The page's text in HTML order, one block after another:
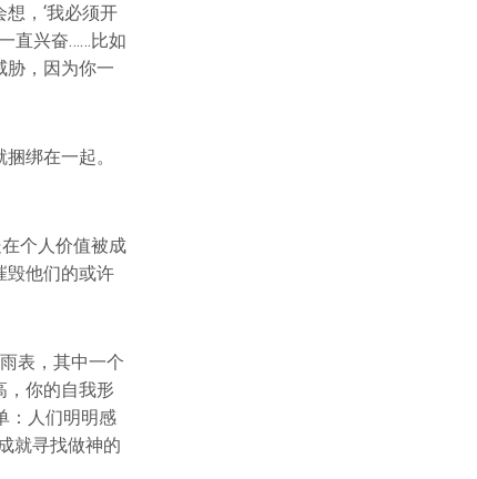
，‘我必须开
直兴奋……比如
胁，因为你一
绑在一起。
个人价值被成
毁他们的或许
表，其中一个
，你的自我形
：人们明明感
就寻找做神的